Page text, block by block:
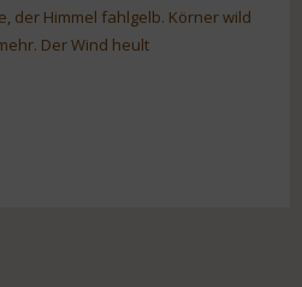
der Himmel fahlgelb. Körner wild
Der Wind heult